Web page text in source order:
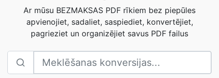
Ar mūsu BEZMAKSAS PDF rīkiem bez piepūles
apvienojiet, sadaliet, saspiediet, konvertējiet,
pagrieziet un organizējiet savus PDF failus